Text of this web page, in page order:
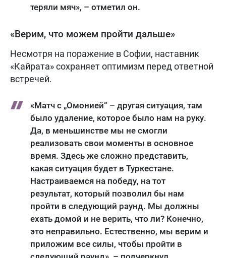
теряли мяч», – отметил он.
«Верим, что можем пройти дальше»
Несмотря на поражение в Софии, наставник
«Кайрата» сохраняет оптимизм перед ответной
встречей.
«Матч с „Омонией“ – другая ситуация, там
было удаление, которое было нам на руку.
Да, в меньшинстве мы не смогли
реализовать свои моменты в основное
время. Здесь же сложно представить,
какая ситуация будет в Туркестане.
Настраиваемся на победу, на тот
результат, который позволил бы нам
пройти в следующий раунд. Мы должны
ехать домой и не верить, что ли? Конечно,
это неправильно. Естественно, мы верим и
приложим все силы, чтобы пройти в